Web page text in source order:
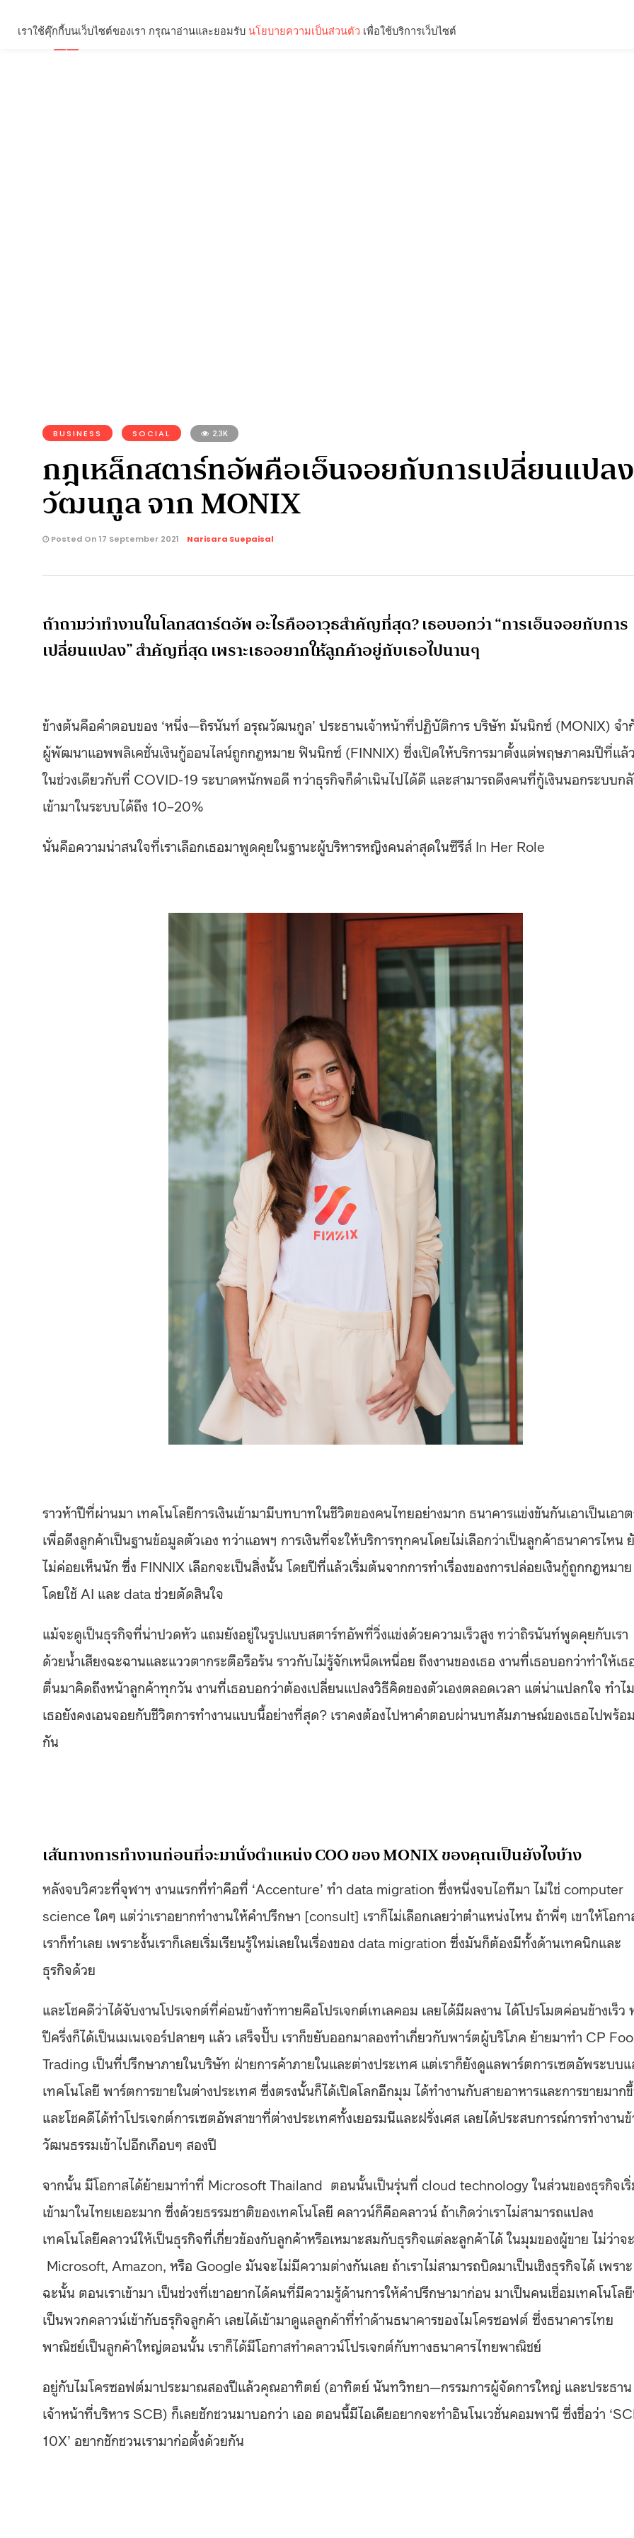
BUSINESS SOCIAL 2.3K
กฎเหล็กสตาร์ทอัพคือเอ็นจอยกับการเปลี่ยนแป
วัฒนกูล จาก MONIX
Posted On 17 September 2021 Narisara Suepaisal
ถ้าถามว่าทำงานในโลกสตาร์ตอัพ อะไรคืออาวุธสำคัญที่สุด? เธอบอกว่า “การเอ็นจอยกับการ
เปลี่ยนแปลง” สำคัญที่สุด เพราะเธออยากให้ลูกค้าอยู่กับเธอไปนานๆ
ข้างต้นคือคำตอบของ ‘หนึ่ง—ถิรนันท์ อรุณวัฒนกูล’ ประธานเจ้าหน้าที่ปฏิบัติการ บริษัท มันนิกซ์ (MONIX) จำ
ผู้พัฒนาแอพพลิเคชั่นเงินกู้ออนไลน์ถูกกฎหมาย ฟินนิกซ์ (FINNIX) ซึ่งเปิดให้บริการมาตั้งแต่พฤษภาคมปีที่แล้ว
ในช่วงเดียวกับที่ COVID-19 ระบาดหนักพอดี ทว่าธุรกิจก็ดำเนินไปได้ดี และสามารถดึงคนที่กู้เงินนอกระบบก
เข้ามาในระบบได้ถึง 10–20%
นั่นคือความน่าสนใจที่เราเลือกเธอมาพูดคุยในฐานะผู้บริหารหญิงคนล่าสุดในซีรีส์ In Her Role
ราวห้าปีที่ผ่านมา เทคโนโลยีการเงินเข้ามามีบทบาทในชีวิตของคนไทยอย่างมาก ธนาคารแข่งขันกันเอาเป็นเอา
เพื่อดึงลูกค้าเป็นฐานข้อมูลตัวเอง ทว่าแอพฯ การเงินที่จะให้บริการทุกคนโดยไม่เลือกว่าเป็นลูกค้าธนาคารไหน
ไม่ค่อยเห็นนัก ซึ่ง FINNIX เลือกจะเป็นสิ่งนั้น โดยปีที่แล้วเริ่มต้นจากการทำเรื่องของการปล่อยเงินกู้ถูกกฎหมาย
โดยใช้ AI และ data ช่วยตัดสินใจ
แม้จะดูเป็นธุรกิจที่น่าปวดหัว แถมยังอยู่ในรูปแบบสตาร์ทอัพที่วิ่งแข่งด้วยความเร็วสูง ทว่าถิรนันท์พูดคุยกับเรา
ด้วยน้ำเสียงฉะฉานและแววตากระตือรือร้น ราวกับไม่รู้จักเหน็ดเหนื่อย ถึงงานของเธอ งานที่เธอบอกว่าทำให้เธ
ตื่นมาคิดถึงหน้าลูกค้าทุกวัน งานที่เธอบอกว่าต้องเปลี่ยนแปลงวิธีคิดของตัวเองตลอดเวลา แต่น่าแปลกใจ ทำไม
เธอยังคงเอนจอยกับชีวิตการทำงานแบบนี้อย่างที่สุด? เราคงต้องไปหาคำตอบผ่านบทสัมภาษณ์ของเธอไปพร้อม
กัน
เส้นทางการทำงานก่อนที่จะมานั่งตำแหน่ง COO ของ MONIX ของคุณเป็นยังไงบ้าง
หลังจบวิศวะที่จุฬาฯ งานแรกที่ทำคือที่ ‘Accenture’ ทำ data migration ซึ่งหนึ่งจบไอทีมา ไม่ใช่ computer
science ใดๆ แต่ว่าเราอยากทำงานให้คำปรึกษา [consult] เราก็ไม่เลือกเลยว่าตำแหน่งไหน ถ้าพี่ๆ เขาให้โอก
เราก็ทำเลย เพราะงั้นเราก็เลยเริ่มเรียนรู้ใหม่เลยในเรื่องของ data migration ซึ่งมันก็ต้องมีทั้งด้านเทคนิกและ
ธุรกิจด้วย
และโชคดีว่าได้จับงานโปรเจกต์ที่ค่อนข้างท้าทายคือโปรเจกต์เทเลคอม เลยได้มีผลงาน ได้โปรโมตค่อนข้างเร็ว
ปีครึ่งก็ได้เป็นเมเนเจอร์ปลายๆ แล้ว เสร็จปั๊บ เราก็ขยับออกมาลองทำเกี่ยวกับพาร์ตผู้บริโภค ย้ายมาทำ CP
Trading เป็นที่ปรึกษาภายในบริษัท ฝ่ายการค้าภายในและต่างประเทศ แต่เราก็ยังดูแลพาร์ตการเซตอัพระบบแ
เทคโนโลยี พาร์ตการขายในต่างประเทศ ซึ่งตรงนั้นก็ได้เปิดโลกอีกมุม ได้ทำงานกับสายอาหารและการขายมาก
และโชคดีได้ทำโปรเจกต์การเซตอัพสาขาที่ต่างประเทศทั้งเยอรมนีและฝรั่งเศส เลยได้ประสบการณ์การทำงาน
วัฒนธรรมเข้าไปอีกเกือบๆ สองปี
จากนั้น มีโอกาสได้ย้ายมาทำที่ Microsoft Thailand ตอนนั้นเป็นรุ่นที่ cloud technology ในส่วนของธุรกิจเ
เข้ามาในไทยเยอะมาก ซึ่งด้วยธรรมชาติของเทคโนโลยี คลาวน์ก็คือคลาวน์ ถ้าเกิดว่าเราไม่สามารถแปลง
เทคโนโลยีคลาวน์ให้เป็นธุรกิจที่เกี่ยวข้องกับลูกค้าหรือเหมาะสมกับธุรกิจแต่ละลูกค้าได้ ในมุมของผู้ขาย ไม่ว่าจะ
Microsoft, Amazon, หรือ Google มันจะไม่มีความต่างกันเลย ถ้าเราไม่สามารถบิดมาเป็นเชิงธุรกิจได้ เพราะ
ฉะนั้น ตอนเราเข้ามา เป็นช่วงที่เขาอยากได้คนที่มีความรู้ด้านการให้คำปรึกษามาก่อน มาเป็นคนเชื่อมเทคโนโล
เป็นพวกคลาวน์เข้ากับธรุกิจลูกค้า เลยได้เข้ามาดูแลลูกค้าที่ทำด้านธนาคารของไมโครซอฟต์ ซึ่งธนาคารไทย
พาณิชย์เป็นลูกค้าใหญ่ตอนนั้น เราก็ได้มีโอกาสทำคลาวน์โปรเจกต์กับทางธนาคารไทยพาณิชย์
อยู่กับไมโครซอฟต์มาประมาณสองปีแล้วคุณอาทิตย์ (อาทิตย์ นันทวิทยา—กรรมการผู้จัดการใหญ่ และประธาน
เจ้าหน้าที่บริหาร SCB) ก็เลยชักชวนมาบอกว่า เออ ตอนนี้มีไอเดียอยากจะทำอินโนเวชั่นคอมพานี ซึ่งชื่อว่า
10X’ อยากชักชวนเรามาก่อตั้งด้วยกัน
เราใช้คุ๊กกี้บนเว็บไซต์ของเรา กรุณาอ่านและยอมรับ นโยบายความเป็นส่วนตัว เพื่อใช้บริการเว็บไซต์